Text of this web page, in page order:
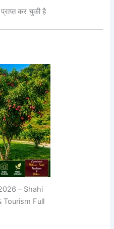
कर चुकी है
– Shahi
Tourism Full